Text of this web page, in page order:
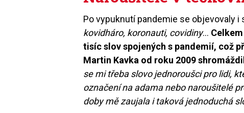
Po vypuknutí pandemie se objevovaly
kovidháro, koronauti, covidiny…
tisíc slov spojených s pandemií, což
Martin Kavka od roku 2009
se mi třeba slovo jednoroušci pro lidi,
označení na adama nebo naroušitelé
doby mě zaujala i taková jednoduchá